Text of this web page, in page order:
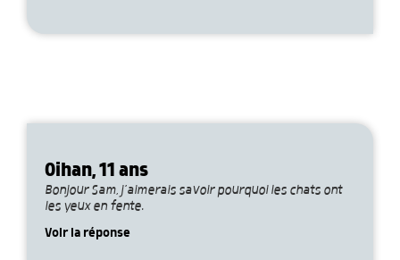
Oihan, 11 ans
Bonjour Sam, j’aimerais savoir pourquoi les chats ont
les yeux en fente.
Voir la réponse